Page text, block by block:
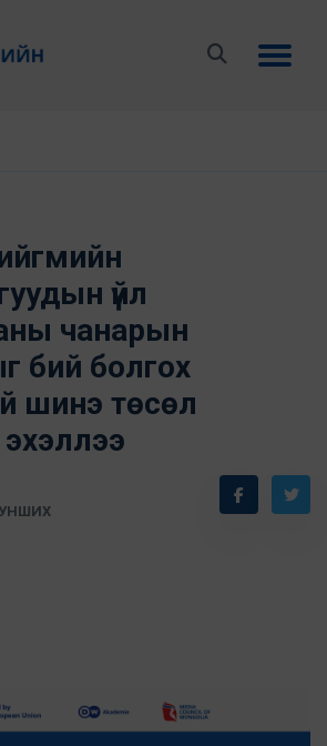
үйл
чанарын
бий болгох
шинэ төсөл